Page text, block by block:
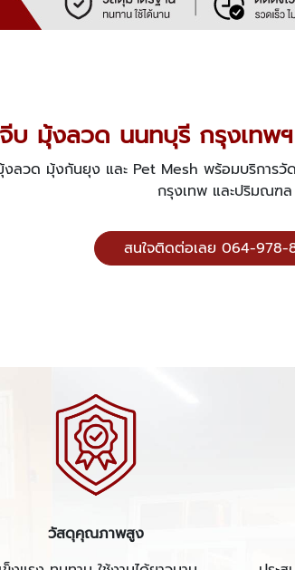
บ มุ้งลวด นนทบุรี กรุงเทพ
ลวด มุ้งกันยุง และ Pet Mesh พร้อมบริการวั
กรุงเทพ และปริมณฑล
สนใจติดต่อเลย 064-978-
วัสดุคุณภาพสูง